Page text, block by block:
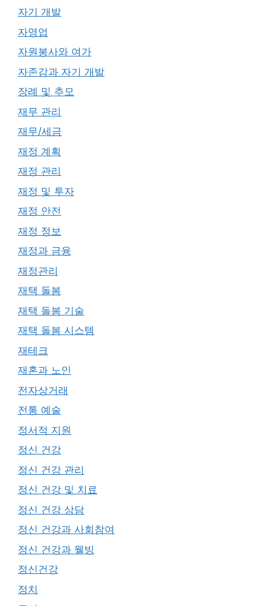
자기 개발
자영업
자원봉사와 여가
자존감과 자기 개발
장례 및 추모
재무 관리
재무/세금
재정 계획
재정 관리
재정 및 투자
재정 안전
재정 정보
재정과 금융
재정관리
재택 돌봄
재택 돌봄 기술
재택 돌봄 시스템
재테크
재혼과 노인
전자상거래
전통 예술
정서적 지원
정신 건강
정신 건강 관리
정신 건강 및 치료
정신 건강 상담
정신 건강과 사회참여
정신 건강과 웰빙
정신건강
정치